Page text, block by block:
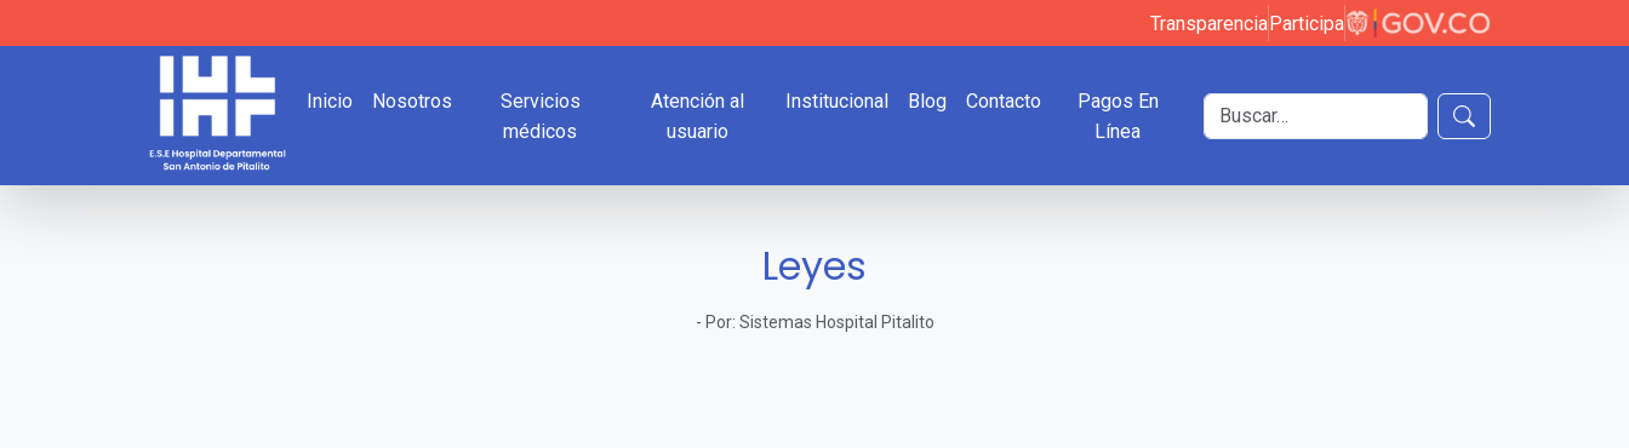
TransparenciaParticipa
Inicio Nosotros
Servicios
médicos
Atención al
usuario
Institucional Blog Contacto
Pagos En
Línea
Buscar en el sitio
Buscar
Leyes
- Por: Sistemas Hospital Pitalito